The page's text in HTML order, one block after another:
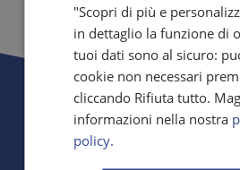
PRENOTA
"Scopri di più e
in dettaglio la funzione di
tuoi dati sono al sicuro:
cookie non necessari
cliccando Rifiuta tutto.
informazioni nella nostra
policy.